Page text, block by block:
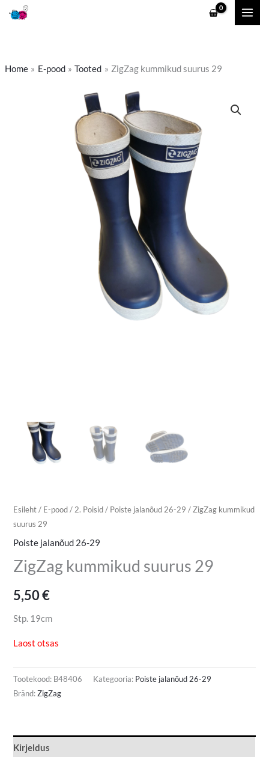
Skip
Home E-pood Tooted ZigZag kummikud suurus 29
Esileht/ E-pood/ 2. Poisid/ Poiste jalanõud 26-29 / ZigZag kummikud
suurus 29
Poiste jalanõud 26-29
ZigZag kummikud suurus 29
5,50€
Stp. 19cm
Laost otsas
Tootekood: B48406 Kategooria: Poiste jalanõud 26-29
Bränd:ZigZag
Kirjeldus